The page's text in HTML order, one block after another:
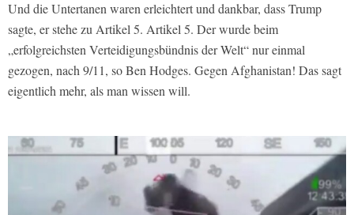
Und die Untertanen waren erleichtert und dankbar, dass Trump
sagte, er stehe zu Artikel 5. Artikel 5. Der wurde beim
„erfolgreichsten Verteidigungsbündnis der Welt“ nur einmal
gezogen, nach 9/11, so Ben Hodges. Gegen Afghanistan! Das sagt
eigentlich mehr, als man wissen will.